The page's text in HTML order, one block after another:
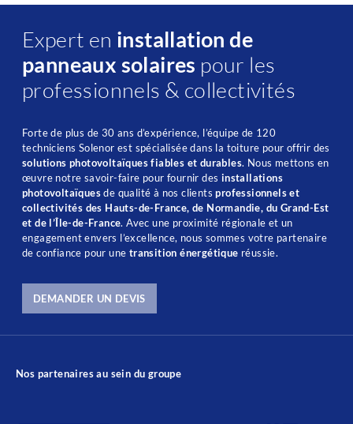
Expert en installation de
panneaux solaires pour les
professionnels & collectivités
Forte de plus de 30 ans d’expérience, l’équipe de 120
techniciens Solenor est spécialisée dans la toiture pour offrir des
solutions photovoltaïques fiables et durables. Nous mettons en
œuvre notre savoir-faire pour fournir des installations
photovoltaïquesde qualité à nos clientsprofessionnels et
collectivités des Hauts-de-France, de Normandie, du Grand-Est
et de l’Île-de-France. Avec une proximité régionale et un
engagement envers l’excellence, nous sommes votre partenaire
de confiance pour une transition énergétique réussie.
DEMANDER UN DEVIS
Nos partenaires au sein du groupe